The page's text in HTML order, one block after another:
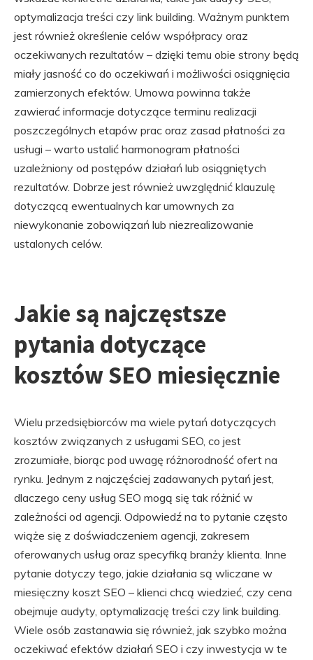
optymalizacja treści czy link building. Ważnym punktem
jest również określenie celów współpracy oraz
oczekiwanych rezultatów – dzięki temu obie strony będą
miały jasność co do oczekiwań i możliwości osiągnięcia
zamierzonych efektów. Umowa powinna także
zawierać informacje dotyczące terminu realizacji
poszczególnych etapów prac oraz zasad płatności za
usługi – warto ustalić harmonogram płatności
uzależniony od postępów działań lub osiągniętych
rezultatów. Dobrze jest również uwzględnić klauzulę
dotyczącą ewentualnych kar umownych za
niewykonanie zobowiązań lub niezrealizowanie
ustalonych celów.
Jakie są najczęstsze
pytania dotyczące
kosztów SEO miesięcznie
Wielu przedsiębiorców ma wiele pytań dotyczących
kosztów związanych z usługami SEO, co jest
zrozumiałe, biorąc pod uwagę różnorodność ofert na
rynku. Jednym z najczęściej zadawanych pytań jest,
dlaczego ceny usług SEO mogą się tak różnić w
zależności od agencji. Odpowiedź na to pytanie często
wiąże się z doświadczeniem agencji, zakresem
oferowanych usług oraz specyfiką branży klienta. Inne
pytanie dotyczy tego, jakie działania są wliczane w
miesięczny koszt SEO – klienci chcą wiedzieć, czy cena
obejmuje audyty, optymalizację treści czy link building.
Wiele osób zastanawia się również, jak szybko można
oczekiwać efektów działań SEO i czy inwestycja w te